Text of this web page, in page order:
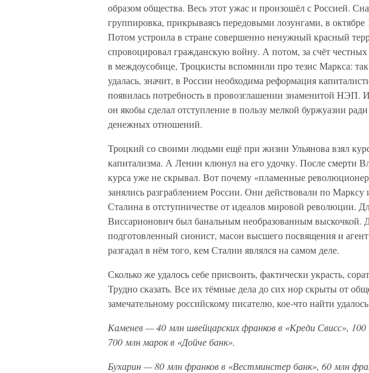
образом общества. Весь этот ужас и произошёл с Россией.
группировка, прикрываясь передовыми лозунгами, в октябре
Потом устроила в стране совершенно ненужный красный
спровоцировал гражданскую войну. А потом, за счёт
в междоусобице, Троцкисты вспомнили про тезис Маркса:
удалась, значит, в России необходима реформация
появилась потребность в провозглашении знаменитой НЭП.
он якобы сделал отступление в пользу мелкой буржуазии
денежных отношений.
Троцкий со своими людьми ещё при жизни Ульянова взял
капитализма. А Ленин клюнул на его удочку. После смерти
курса уже не скрывал. Вот почему «пламенные
занялись разграблением России. Они действовали по
Сталина в отступничестве от идеалов мировой революции.
Виссарионович был банальным необразованным выскочкой.
подготовленный сионист, масон высшего посвящения и
разгадал в нём того, кем Сталин являлся на самом деле.
Сколько же удалось себе присвоить, фактически украсть,
Трудно сказать. Все их тёмные дела до сих нор скрыты от
замечательному российскому писателю, кое-что найти
Каменев — 40 млн швейцарских франков в «Креди Свисс»,
700 млн марок в «Дойче банк».
Бухарин — 80 млн франков в «Вестминстер банк», 60 млн